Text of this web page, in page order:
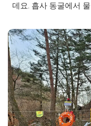
데요. 흡사 동굴에서